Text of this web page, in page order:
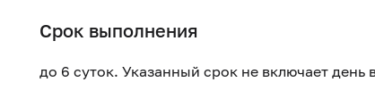
Срок выполнения
до 6 суток. Указанный срок не включает день